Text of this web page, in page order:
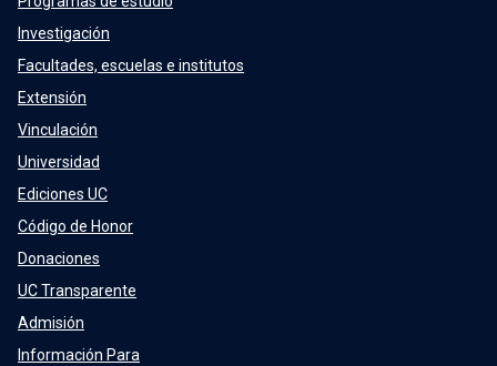
Investigación
Facultades, escuelas e institutos
Extensión
Vinculación
Universidad
Ediciones UC
Código de Honor
Donaciones
UC Transparente
Admisión
Información Para